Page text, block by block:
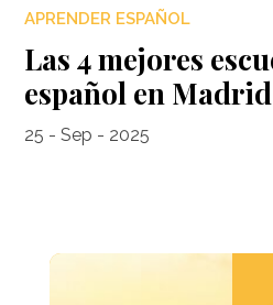
APRENDER ESPAÑOL
Las 4 mejores
español en Madrid
25 - Sep - 2025